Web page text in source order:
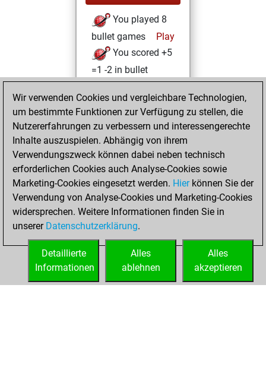
You played 8
bullet games
Play
You scored +5
=1 -2 in bullet
Sonntag,
Oktober 3, 2021
your Studies account
Studies
Dienstag,
Dezember 29,
2020
You created
your Fritz account
Wir verwenden Cookies und vergleichbare Technologien,
um bestimmte Funktionen zur Verfügung zu stellen, die
Nutzererfahrungen zu verbessern und interessengerechte
Inhalte auszuspielen. Abhängig von ihrem
Verwendungszweck können dabei neben technisch
erforderlichen Cookies auch Analyse-Cookies sowie
Marketing-Cookies eingesetzt werden. Hierkönnen Sie der
Verwendung von Analyse-Cookies und Marketing-Cookies
widersprechen. Weitere Informationen finden Sie in
unserer Datenschutzerklärung.
Alles
akzeptieren
Alles
ablehnen
Detaillierte
Informationen